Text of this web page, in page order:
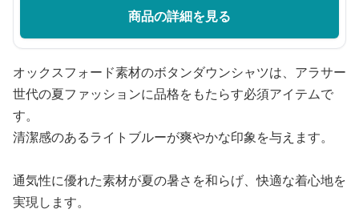
商品の詳細を見る
オックスフォード素材のボタンダウンシャツは、アラサー
世代の夏ファッションに品格をもたらす必須アイテムで
す。
清潔感のあるライトブルーが爽やかな印象を与えます。
通気性に優れた素材が夏の暑さを和らげ、快適な着心地を
実現します。